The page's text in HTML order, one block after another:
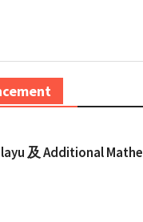
及 Additional